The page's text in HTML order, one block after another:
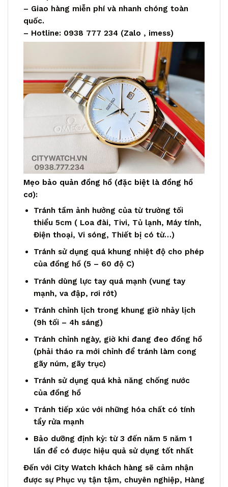
– Giao hàng miễn phí và nhanh chóng toàn
quốc.
– Hotline: 0938 777 234 (Zalo , imess)
Mẹo bảo quản đồng hồ (đặc biệt là đồng hồ
cơ):
Tránh tầm ảnh hưởng của từ trường tối
thiểu 5cm ( Loa đài, Tivi, Tủ lạnh, Máy tính,
Điện thoại, Vi sóng, Thiết bị có từ…)
Tránh sử dụng quá khung nhiệt độ cho phép
của đồng hồ (5 – 60 độ C)
Tránh dùng lực tay quá mạnh (vung tay
mạnh, va đập, rơi rớt)
Tránh chỉnh lịch trong khung giờ nhảy lịch
(9h tối – 4h sáng)
Tránh chỉnh ngày, giờ khi đang đeo đồng hồ
(phải tháo ra mới chỉnh để tránh làm cong
gãy núm, gãy trục)
Tránh sử dụng quá khả năng chống nước
của đồng hồ
Tránh tiếp xúc với những hóa chất có tính
tẩy rửa mạnh
Bảo dưỡng định kỳ: từ 3 đến năm 5 năm 1
lần để có được hiệu quả sử dụng tốt nhất
Đến với City Watch khách hàng sẽ cảm nhận
được sự Phục vụ tận tậm, chuyên nghiệp, Hàng